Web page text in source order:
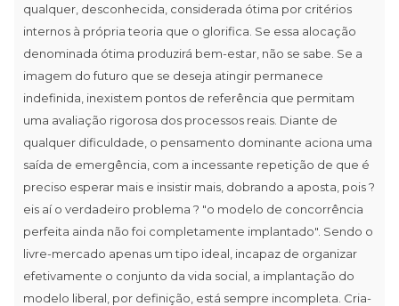
qualquer, desconhecida, considerada ótima por critérios
internos à própria teoria que o glorifica. Se essa alocação
denominada ótima produzirá bem-estar, não se sabe. Se a
imagem do futuro que se deseja atingir permanece
indefinida, inexistem pontos de referência que permitam
uma avaliação rigorosa dos processos reais. Diante de
qualquer dificuldade, o pensamento dominante aciona uma
saída de emergência, com a incessante repetição de que é
preciso esperar mais e insistir mais, dobrando a aposta, pois ?
eis aí o verdadeiro problema ? "o modelo de concorrência
perfeita ainda não foi completamente implantado". Sendo o
livre-mercado apenas um tipo ideal, incapaz de organizar
efetivamente o conjunto da vida social, a implantação do
modelo liberal, por definição, está sempre incompleta. Cria-